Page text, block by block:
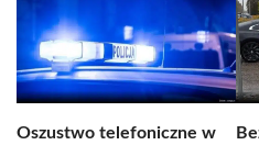
Oszustwo telefoniczne w